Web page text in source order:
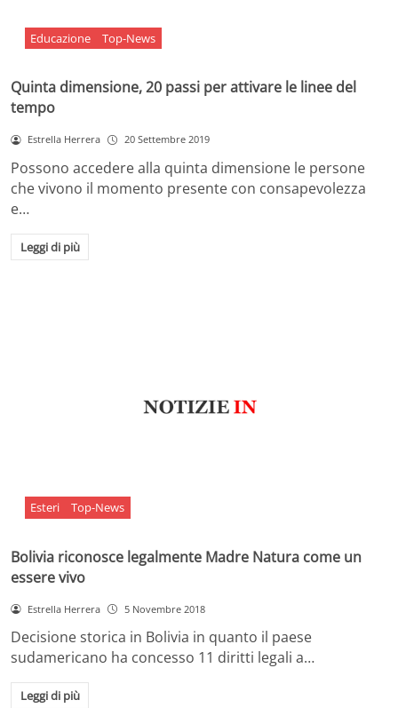
Educazione Top-News
Quinta dimensione, 20 passi per attivare le linee del
tempo
Estrella Herrera 20 Settembre 2019
Possono accedere alla quinta dimensione le persone
che vivono il momento presente con consapevolezza
e…
Leggi di più
Esteri Top-News
Bolivia riconosce legalmente Madre Natura come un
essere vivo
Estrella Herrera 5 Novembre 2018
Decisione storica in Bolivia in quanto il paese
sudamericano ha concesso 11 diritti legali a…
Leggi di più